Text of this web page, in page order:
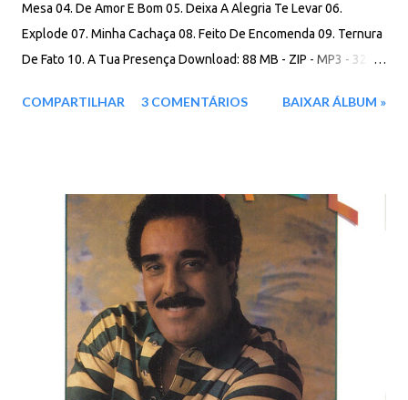
Mesa 04. De Amor E Bom 05. Deixa A Alegria Te Levar 06.
Explode 07. Minha Cachaça 08. Feito De Encomenda 09. Ternura
De Fato 10. A Tua Presença Download: 88 MB - ZIP - MP3 - 320
Drive
COMPARTILHAR 3 COMENTÁRIOS BAIXAR ÁLBUM »